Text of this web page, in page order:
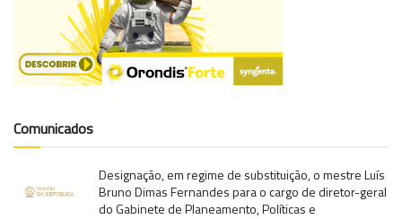
Comunicados
Designação, em regime de substituição, o mestre Luís
Bruno Dimas Fernandes para o cargo de diretor-geral
do Gabinete de Planeamento, Políticas e